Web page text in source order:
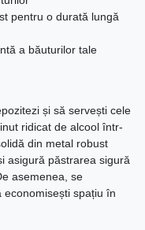
pentru o durată lungă
a băuturilor tale
și să servești cele
ridicat de alcool într-
din metal robust
asigură păstrarea sigură
asemenea, se
spațiu în